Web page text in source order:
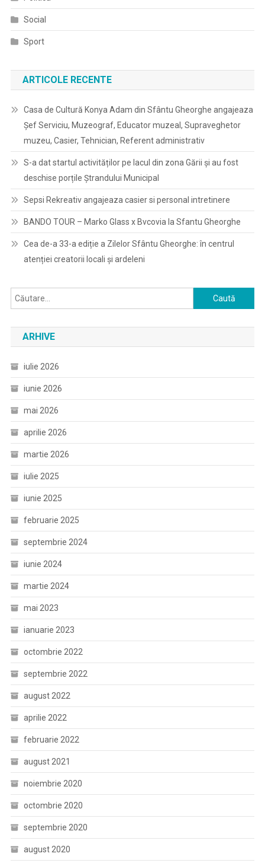
Social
Sport
ARTICOLE RECENTE
Casa de Cultură Konya Adam din Sfântu Gheorghe angajeaza
Șef Serviciu, Muzeograf, Educator muzeal, Supraveghetor
muzeu, Casier, Tehnician, Referent administrativ
S-a dat startul activităților pe lacul din zona Gării și au fost
deschise porțile Ștrandului Municipal
Sepsi Rekreativ angajeaza casier si personal intretinere
BANDO TOUR – Marko Glass x Bvcovia la Sfantu Gheorghe
Cea de-a 33-a ediție a Zilelor Sfântu Gheorghe: în centrul
atenției creatorii locali și ardeleni
Caută
după:
ARHIVE
iulie 2026
iunie 2026
mai 2026
aprilie 2026
martie 2026
iulie 2025
iunie 2025
februarie 2025
septembrie 2024
iunie 2024
martie 2024
mai 2023
ianuarie 2023
octombrie 2022
septembrie 2022
august 2022
aprilie 2022
februarie 2022
august 2021
noiembrie 2020
octombrie 2020
septembrie 2020
august 2020